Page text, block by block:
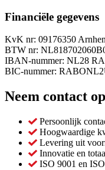
Financiële gegevens
KvK nr: 09176350
BTW nr:
IBAN-nummer: NL28
BIC-nummer:
Neem contact op
Persoonlijk
Hoogwaardige
Levering uit
Innovatie en
ISO 9001 en